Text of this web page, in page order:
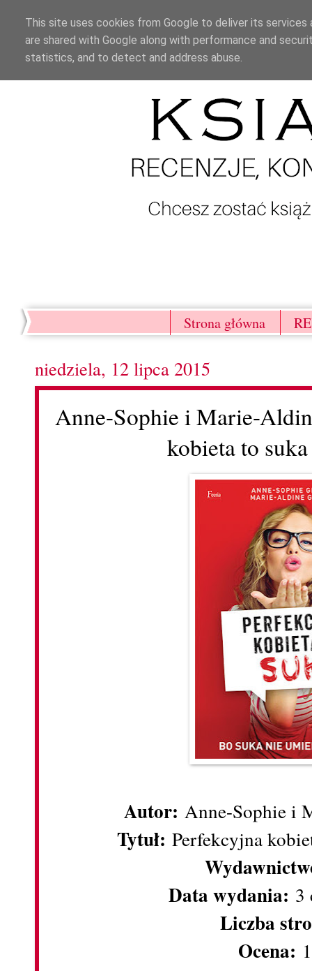
Strona główna
niedziela, 12 lipca 2015
Anne-Sophie i Marie-
kobieta to
Autor: Anne-Sophie i
Tytuł: Perfekcyjna
Data wydania: 3
Liczba
Ocena:
This site uses cookies from Google to deliver its
are shared with Google along with performance and
statistics, and to detect and address abuse.